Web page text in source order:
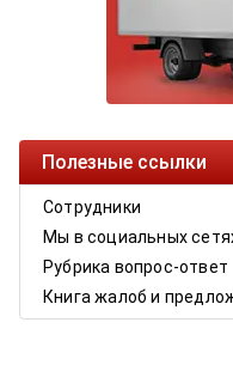
Полезные ссылки
Сотрудники
Мы в социальных
Рубрика вопрос-ответ
Книга жалоб и